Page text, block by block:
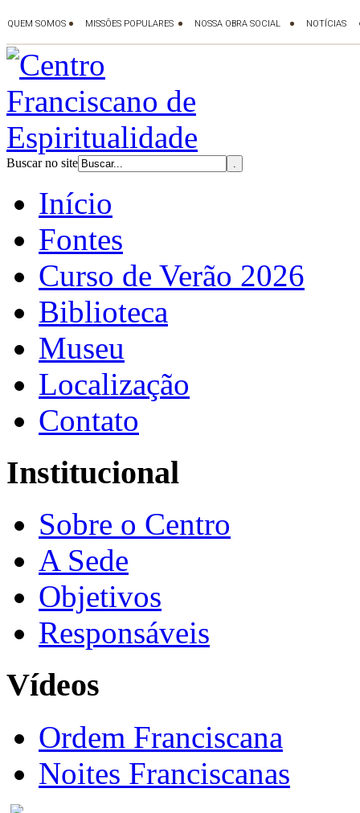
Buscar no site
Início
Fontes
Curso de Verão 2026
Biblioteca
Museu
Localização
Contato
Institucional
Sobre o Centro
A Sede
Objetivos
Responsáveis
Vídeos
Ordem Franciscana
Noites Franciscanas